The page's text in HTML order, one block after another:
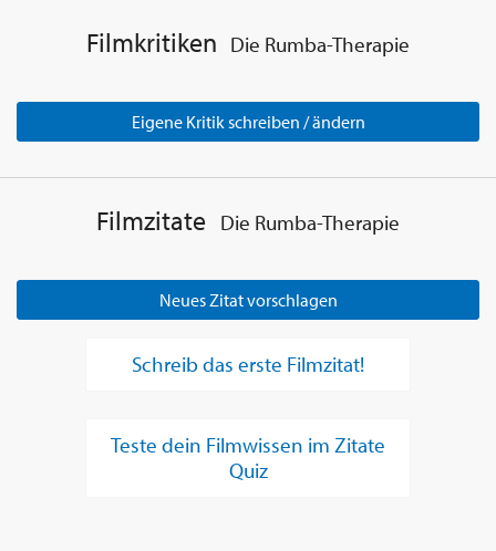
Filmkritiken Die Rumba-Therapie
Eigene Kritik schreiben / ändern
Filmzitate Die Rumba-Therapie
Neues Zitat vorschlagen
Schreib das erste Filmzitat!
Teste dein Filmwissen im Zitate
Quiz